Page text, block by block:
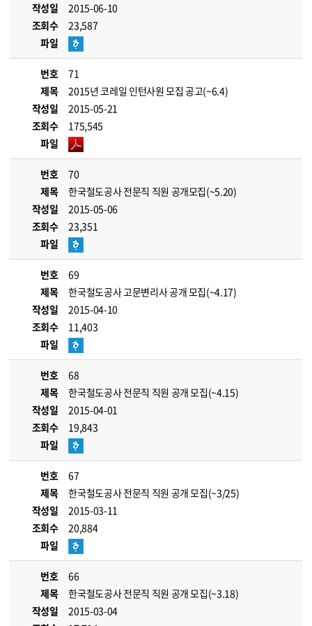
작성일
2015-06-10
조회수
23,587
파일
번호
71
제목
2015년 코레일 인턴사원 모집 공고(~6.4)
작성일
2015-05-21
조회수
175,545
파일
번호
70
제목
한국철도공사 전문직 직원 공개모집(~5.20)
작성일
2015-05-06
조회수
23,351
파일
번호
69
제목
한국철도공사 고문변리사 공개 모집(~4.17)
작성일
2015-04-10
조회수
11,403
파일
번호
68
제목
한국철도공사 전문직 직원 공개 모집(~4.15)
작성일
2015-04-01
조회수
19,843
파일
번호
67
제목
한국철도공사 전문직 직원 공개 모집(~3/25)
작성일
2015-03-11
조회수
20,884
파일
번호
66
제목
한국철도공사 전문직 직원 공개 모집(~3.18)
작성일
2015-03-04